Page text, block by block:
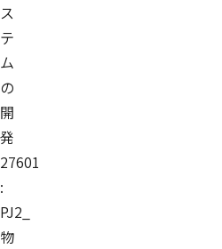
ス
テ
ム
の
開
発
27601
:
PJ2_
物